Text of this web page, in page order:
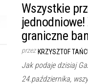
Wszystkie
graniczne
przez KRZYSZTOF
Jak podaje dzisiaj
24.października,